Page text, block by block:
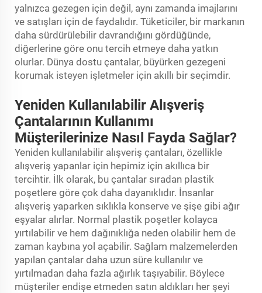
yalnızca gezegen için değil, aynı zamanda imajlarını
ve satışları için de faydalıdır. Tüketiciler, bir markanın
daha sürdürülebilir davrandığını gördüğünde,
diğerlerine göre onu tercih etmeye daha yatkın
olurlar. Dünya dostu çantalar, büyürken gezegeni
korumak isteyen işletmeler için akıllı bir seçimdir.
Yeniden Kullanılabilir Alışveriş
Çantalarının Kullanımı
Müşterilerinize Nasıl Fayda Sağlar?
Yeniden kullanılabilir alışveriş çantaları, özellikle
alışveriş yapanlar için hepimiz için akıllıca bir
tercihtir. İlk olarak, bu çantalar sıradan plastik
poşetlere göre çok daha dayanıklıdır. İnsanlar
alışveriş yaparken sıklıkla konserve ve şişe gibi ağır
eşyalar alırlar. Normal plastik poşetler kolayca
yırtılabilir ve hem dağınıklığa neden olabilir hem de
zaman kaybına yol açabilir. Sağlam malzemelerden
yapılan çantalar daha uzun süre kullanılır ve
yırtılmadan daha fazla ağırlık taşıyabilir. Böylece
müşteriler endişe etmeden satın aldıkları her şeyi